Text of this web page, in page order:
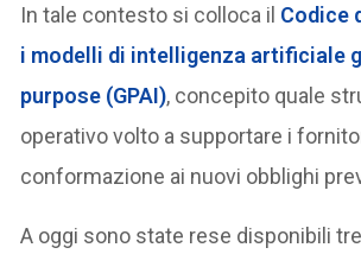
In tale contesto si colloca il Codice
i modelli di intelligenza artificiale
purpose (GPAI), concepito quale
operativo volto a supportare i
conformazione ai nuovi obblighi
A oggi sono state rese disponibili